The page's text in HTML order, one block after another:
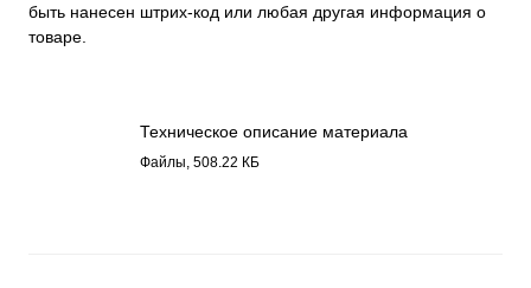
быть нанесен штрих-код или любая другая информация о
товаре.
Техническое описание материала
Бумага полуглянец 3116.pdf
Файлы, 508.22 КБ